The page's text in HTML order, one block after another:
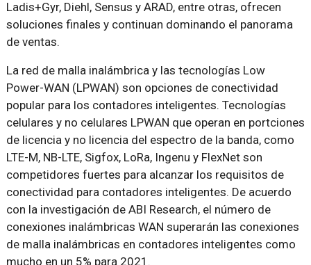
Ladis+Gyr, Diehl, Sensus y ARAD, entre otras, ofrecen
soluciones finales y continuan dominando el panorama
de ventas.
La red de malla inalámbrica y las tecnologías Low
Power-WAN (LPWAN) son opciones de conectividad
popular para los contadores inteligentes. Tecnologías
celulares y no celulares LPWAN que operan en portciones
de licencia y no licencia del espectro de la banda, como
LTE-M, NB-LTE, Sigfox, LoRa, Ingenu y FlexNet son
competidores fuertes para alcanzar los requisitos de
conectividad para contadores inteligentes. De acuerdo
con la investigación de ABI Research, el número de
conexiones inalámbricas WAN superarán las conexiones
de malla inalámbricas en contadores inteligentes como
mucho en un 5% para 2021.